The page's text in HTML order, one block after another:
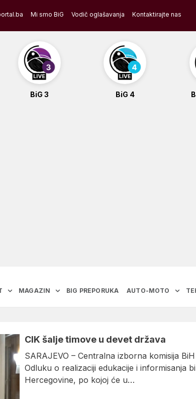
Mi smo BiG Vodič oglašavanja Kontaktirajte nas
BiG 3 BiG 4
MAGAZIN BIG PREPORUKA AUTO-MOTO
CIK šalje timove u devet država
SARAJEVO – Centralna izborna komisija
Odluku o realizaciji edukacije i informisanja
Hercegovine, po kojoj će u…